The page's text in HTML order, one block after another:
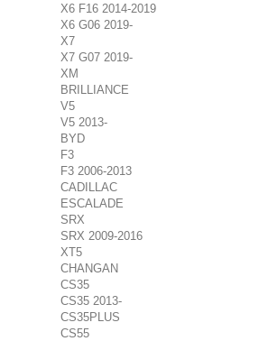
X6 F16 2014-2019
X6 G06 2019-
X7
X7 G07 2019-
XM
BRILLIANCE
V5
V5 2013-
BYD
F3
F3 2006-2013
CADILLAC
ESCALADE
SRX
SRX 2009-2016
XT5
CHANGAN
CS35
CS35 2013-
CS35PLUS
CS55